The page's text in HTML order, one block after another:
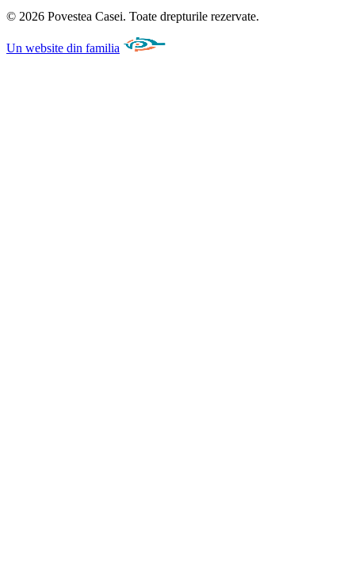
© 2026 Povestea Casei. Toate drepturile rezervate.
Un website din familia